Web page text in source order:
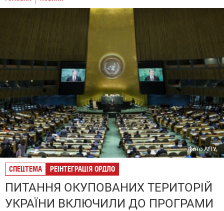
фото АПУ
СПЕЦТЕМА РЕІНТЕГРАЦІЯ ОРДЛО
ПИТАННЯ ОКУПОВАНИХ ТЕРИТОРІЙ
УКРАЇНИ ВКЛЮЧИЛИ ДО ПРОГРАМИ